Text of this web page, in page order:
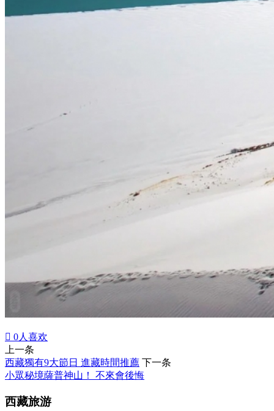
 0人喜欢
上一条
西藏獨有9大節日 進藏時間推薦 下一条
小眾秘境薩普神山！ 不來會後悔
西藏旅游